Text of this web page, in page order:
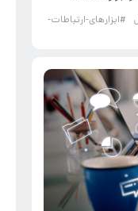
#ابزارهای-ارتباطات-